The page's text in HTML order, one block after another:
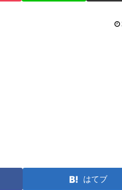
はてブ